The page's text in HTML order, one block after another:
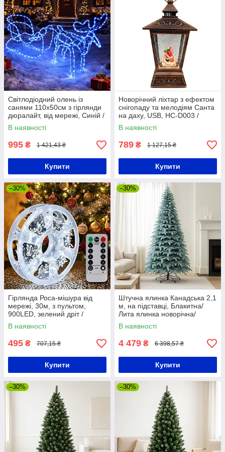
Світлодіодний олень із
санями 110х50см з гірлянди
дюралайт, від мережі, Синій /
Декоративна світлодіодна
фігура
В наявності
995 ₴ 1 421,43 ₴
Купити
Новорічний ліхтар з ефектом
снігопаду та мелодіям Санта
на даху, USB, HC-D003 /
Новорічний світильник /
Декоративний нічник /
В наявності
789 ₴ 1 127,15 ₴
Купити
–30%
Гірлянда Роса-мішура від
мережі, 30м, з пультом,
900LED, зелений дріт /
Світлодіодна гірлянда /
Новорічна гірлянда
В наявності
495 ₴ 707,15 ₴
Купити
–30%
Штучна ялинка Канадська 2,1
м, на підставці, Блакитна/
Лита ялинка новорічна/
Пишна ялинка
В наявності
4 479 ₴ 6 398,57 ₴
Купити
–30% –30%